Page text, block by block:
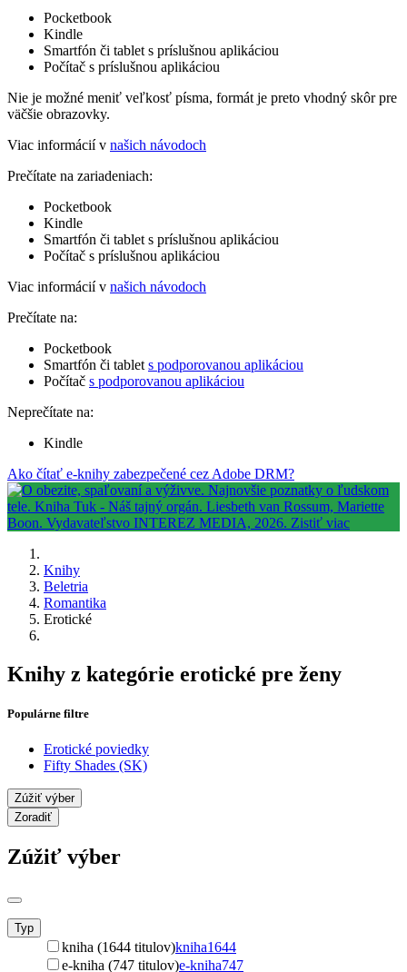
Pocketbook
Kindle
Smartfón či tablet s príslušnou aplikáciou
Počítač s príslušnou aplikáciou
Nie je možné meniť veľkosť písma, formát je preto vhodný skôr pre
väčšie obrazovky.
Viac informácií v našich návodoch
Prečítate na zariadeniach:
Pocketbook
Kindle
Smartfón či tablet s príslušnou aplikáciou
Počítač s príslušnou aplikáciou
Viac informácií v našich návodoch
Prečítate na:
Pocketbook
Smartfón či tablet s podporovanou aplikáciou
Počítač s podporovanou aplikáciou
Neprečítate na:
Kindle
Ako čítať e-knihy zabezpečené cez Adobe DRM?
Knihy
Beletria
Romantika
Erotické
Knihy z kategórie erotické pre ženy
Populárne filtre
Erotické poviedky
Fifty Shades (SK)
Zúžiť výber
Zoradiť
Zúžiť výber
Typ
kniha (1644 titulov)kniha1644
e-kniha (747 titulov)e-kniha747